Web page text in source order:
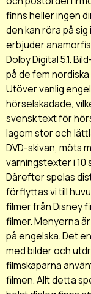
finns heller ingen
den kan röra på
erbjuder
Dolby Digital 5.1.
på de fem
Utöver vanlig
hörselskadade,
svensk text för
lagom stor och
DVD-skivan, möts
varningstexter i 10
Därefter spelas
förflyttas vi till
filmer från Disney
filmer. Menyerna
på engelska. Det
med bilder och
filmskaparna
filmen. Allt detta